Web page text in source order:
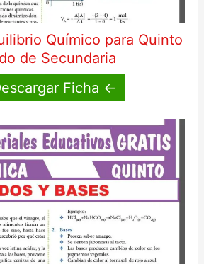
Químico para Quinto
de Secundaria
Ficha ←